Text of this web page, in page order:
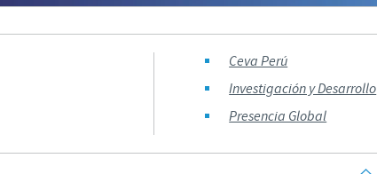
Ceva Perú
Investigación y Desarrollo
Presencia Global